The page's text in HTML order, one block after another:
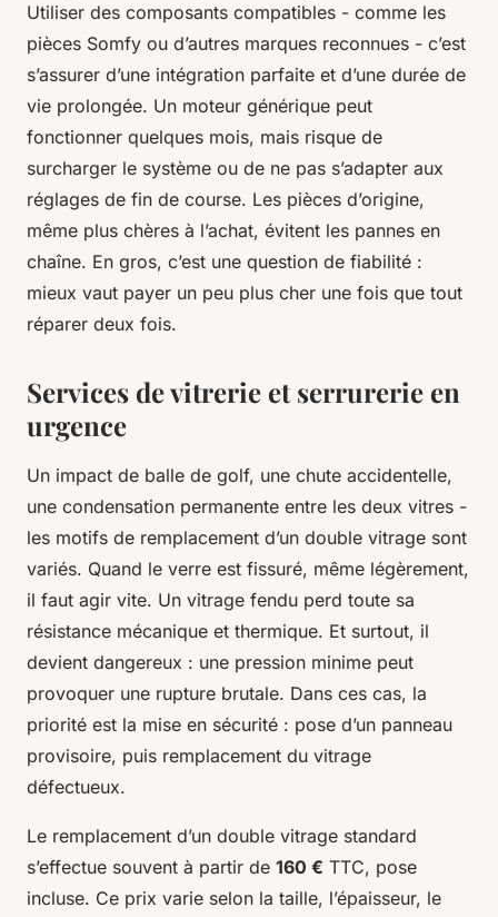
Utiliser des composants compatibles - comme les
pièces Somfy ou d’autres marques reconnues - c’est
s’assurer d’une intégration parfaite et d’une durée de
vie prolongée. Un moteur générique peut
fonctionner quelques mois, mais risque de
surcharger le système ou de ne pas s’adapter aux
réglages de fin de course. Les pièces d’origine,
même plus chères à l’achat, évitent les pannes en
chaîne. En gros, c’est une question de fiabilité :
mieux vaut payer un peu plus cher une fois que tout
réparer deux fois.
Services de vitrerie et serrurerie en
urgence
Un impact de balle de golf, une chute accidentelle,
une condensation permanente entre les deux vitres -
les motifs de remplacement d’un double vitrage sont
variés. Quand le verre est fissuré, même légèrement,
il faut agir vite. Un vitrage fendu perd toute sa
résistance mécanique et thermique. Et surtout, il
devient dangereux : une pression minime peut
provoquer une rupture brutale. Dans ces cas, la
priorité est la mise en sécurité : pose d’un panneau
provisoire, puis remplacement du vitrage
défectueux.
Le remplacement d’un double vitrage standard
s’effectue souvent à partir de 160 € TTC, pose
incluse. Ce prix varie selon la taille, l’épaisseur, le